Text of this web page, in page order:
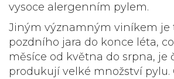
vysoce alergenním pylem.
Jiným významným viníkem je
pozdního jara do konce léta,
měsíce od května do srpna, je
produkují velké množství pylu.